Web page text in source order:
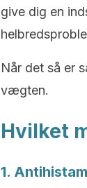
give dig en
Når det så er
vægten.
Hvilket
1.